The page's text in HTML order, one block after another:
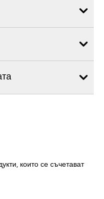
които се съчетават